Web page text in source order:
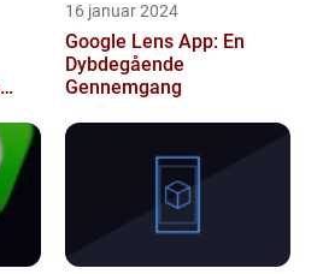
16 januar 2024
Google Lens App: En
Dybdegående
Gennemgang